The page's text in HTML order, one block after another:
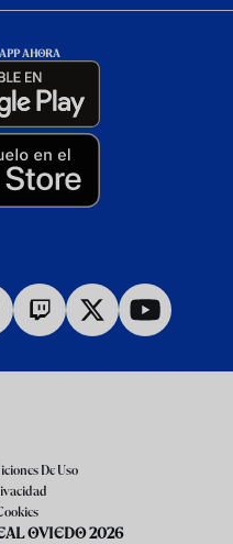
AHORA
De Uso
OVIEDO 2026